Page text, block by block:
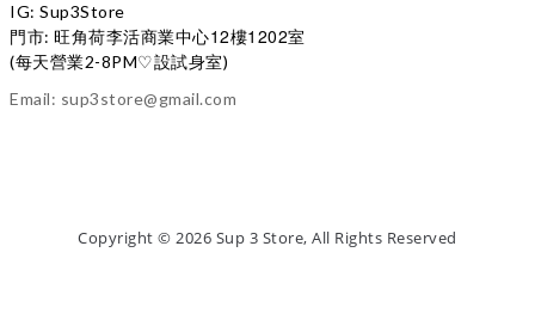
IG: Sup3Store
門市: 旺角荷李活商業中心12樓1202室
(每天營業2-8PM♡設試身室)
Email: sup3store@gmail.com
Copyright©2026 Sup 3 Store, All Rights Reserved